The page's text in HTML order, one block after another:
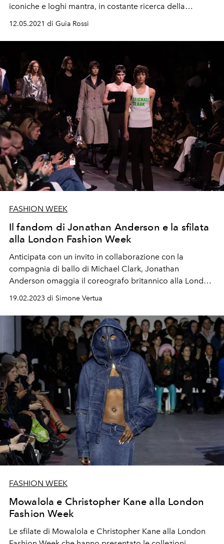
iconiche e loghi mantra, in costante ricerca della
bellezza assoluta.
12.05.2021 di Guia Rossi
FASHION WEEK
Il fandom di Jonathan Anderson e la sfilata
alla London Fashion Week
Anticipata con un invito in collaborazione con la
compagnia di ballo di Michael Clark, Jonathan
Anderson omaggia il coreografo britannico alla London
Fashion Week con la collezione donna autunno inverno
19.02.2023 di Simone Vertua
FASHION WEEK
Mowalola e Christopher Kane alla London
Fashion Week
Le sfilate di Mowalola e Christopher Kane alla London